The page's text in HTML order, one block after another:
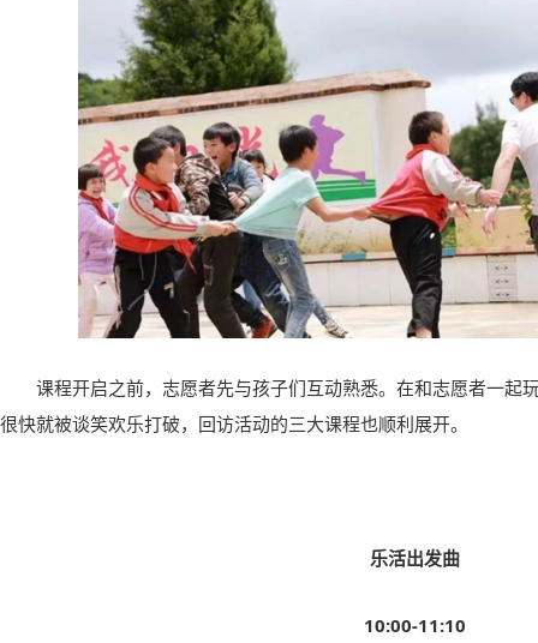
课程开启之前，志愿者先与孩子们互动熟悉。在和志愿者一起
很快就被谈笑欢乐打破，回访活动的三大课程也顺利展开。
乐活出发曲
10:00-11:10